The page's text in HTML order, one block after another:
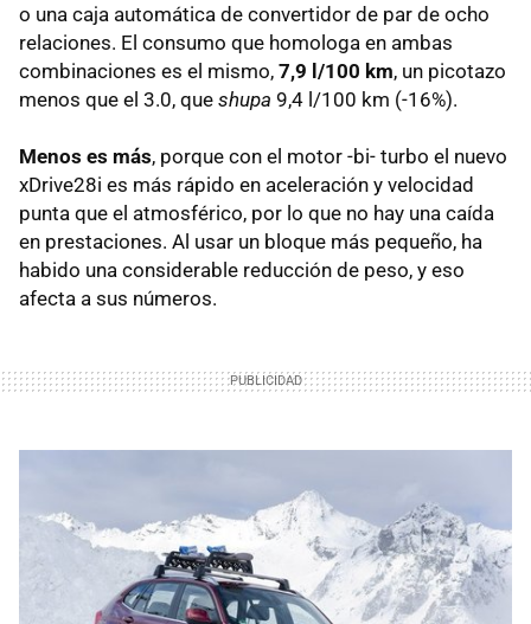
o una caja automática de convertidor de par de ocho
relaciones. El consumo que homologa en ambas
combinaciones es el mismo, 7,9 l/100 km, un picotazo
menos que el 3.0, que shupa 9,4 l/100 km (-16%).
Menos es más, porque con el motor -bi- turbo el nuevo
xDrive28i es más rápido en aceleración y velocidad
punta que el atmosférico, por lo que no hay una caída
en prestaciones. Al usar un bloque más pequeño, ha
habido una considerable reducción de peso, y eso
afecta a sus números.